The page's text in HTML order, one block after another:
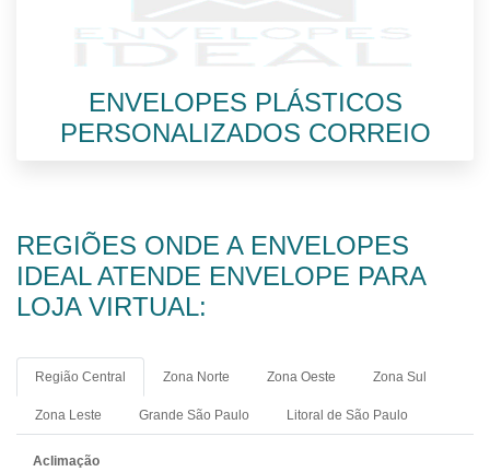
ENVELOPES PLÁSTICOS
PERSONALIZADOS CORREIO
REGIÕES ONDE A ENVELOPES
IDEAL ATENDE ENVELOPE PARA
LOJA VIRTUAL:
Região Central Zona Norte Zona Oeste Zona Sul
Zona Leste Grande São Paulo Litoral de São Paulo
Aclimação